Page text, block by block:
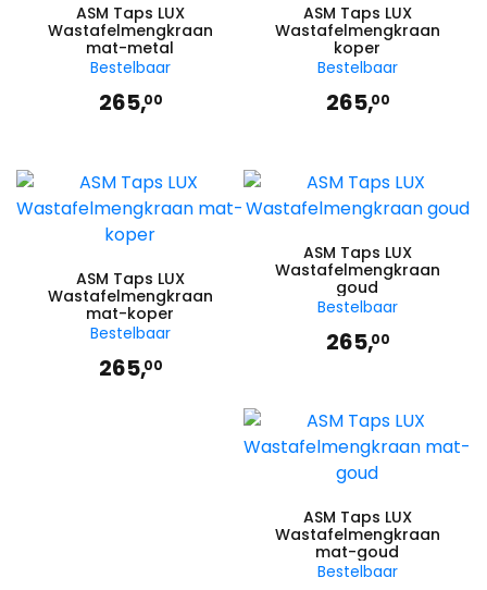
ASM Taps LUX
Wastafelmengkraan
mat-metal
Bestelbaar
265,00
ASM Taps LUX
Wastafelmengkraan
koper
Bestelbaar
265,00
ASM Taps LUX
Wastafelmengkraan
mat-koper
Bestelbaar
265,00
ASM Taps LUX
Wastafelmengkraan
goud
Bestelbaar
265,00
ASM Taps LUX
Wastafelmengkraan
mat-goud
Bestelbaar